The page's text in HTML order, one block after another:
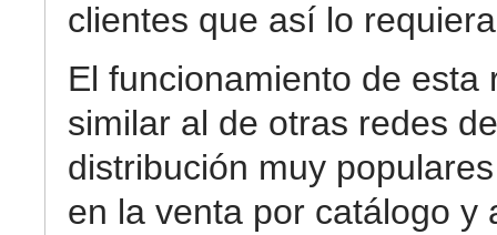
clientes que así lo
El funcionamiento de esta
similar al de otras redes de
distribución muy
en la venta por catálogo y